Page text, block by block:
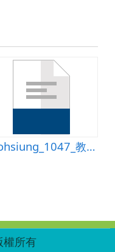
kaohsiung_1047_教案13給李奶奶的信
所有